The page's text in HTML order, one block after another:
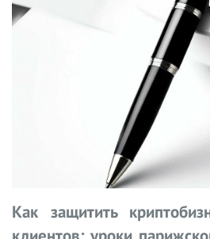
Как защитить